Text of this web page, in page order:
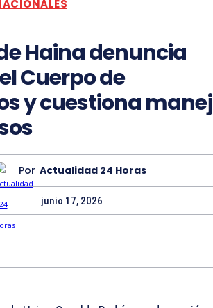
Haina denuncia
Cuerpo de
y cuestiona
Por Actualidad 24 Horas
junio 17, 2026